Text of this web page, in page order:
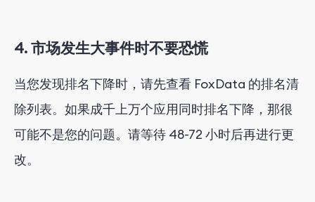
4. 市场发生大事件时不要恐慌
当您发现排名下降时，请先查看 FoxData 的排名清
除列表。如果成千上万个应用同时排名下降，那很
可能不是您的问题。请等待 48-72 小时后再进行更
改。